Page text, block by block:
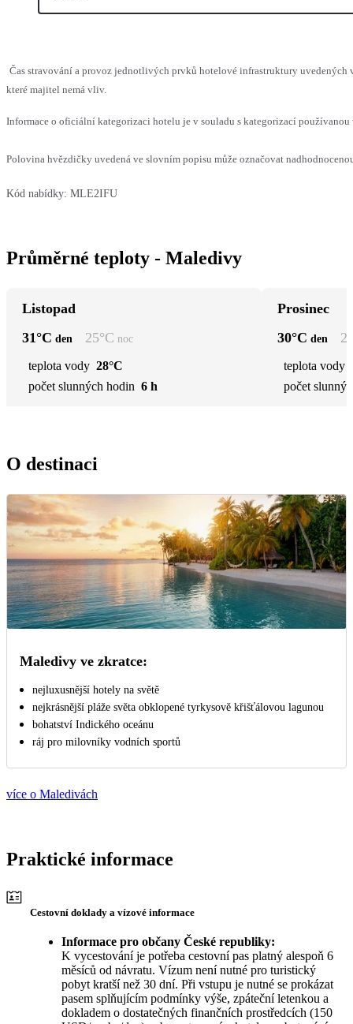
Čas stravování a provoz jednotlivých prvků hotelové infrastruktury uvedených
které majitel nemá vliv.
Informace o oficiální kategorizaci hotelu je v souladu s kategorizací
Polovina hvězdičky uvedená ve slovním popisu může označovat
Kód nabídky: MLE2IFU
Průměrné teploty - Maledivy
Listopad
31°C den 25°C noc
teplota vody 28°C
počet slunných hodin 6 h
Prosinec
30°C den
teplota vody
počet
O destinaci
Maledivy ve zkratce:
nejluxusnější hotely na světě
nejkrásnější pláže světa obklopené tyrkysově křišťálovou lagunou
bohatství Indického oceánu
ráj pro milovníky vodních sportů
více o Maledivách
Praktické informace
Cestovní doklady a vízové informace
Informace pro občany České republiky:
K vycestování je potřeba cestovní pas platný alespoň 6
měsíců od návratu. Vízum není nutné pro turistický
pobyt kratší než 30 dní. Při vstupu je nutné se prokázat
pasem splňujícím podmínky výše, zpáteční letenkou a
dokladem o dostatečných finančních prostředcích (150